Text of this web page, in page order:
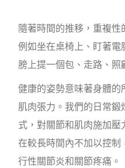
隨著時間的推移，重複性
例如坐在桌椅上、盯著電
膀上提一個包、走路、照
健康的姿勢意味著身體
肌肉張力。我們的日常
式，對關節和肌肉施加
在較長時間內不加以控
行性關節炎和關節疼痛。